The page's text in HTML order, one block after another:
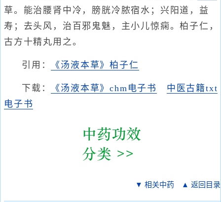
草。能治腰肾中冷，膀胱冷脓宿水；兴阳道，益
寿；去头风，治百邪鬼魅，主小儿惊痫。柏子仁，
古方十精丸用之。
引用： 《汤液本草》柏子仁
下载： 《汤液本草》chm电子书
中医古籍txt
电子书
▼ 相关中药 ▲ 返回目录